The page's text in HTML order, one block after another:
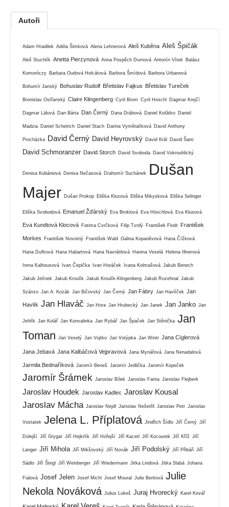
Autoři
Adam Hradilek Adéla Šimková Alena Lehnerová Aleš Kuběna Aleš Špičák
Aleš Stuchlík Anetta Pierzynová Anna Pospěch Durnová Antonín Vítek Balász
Komoróczy Barbara Oudová Holcátová Barbora Šmídová Barbora Urbanová
Bohumír Janský Bohuslav Rudolf Břetislav Fajkus Břetislav Tureček
Bronislav Ostřanský Claire Klingenberg Cyril Brom Cyril Hoschl Dagmar Krejčí
Dagmar Lálová Dan Bárta Dan Černý Dana Drábová Daniel Koťátko Daniel
Madzia Daniel Scheirich Daniel Stach Darina Vymětalíková David Anthony
Procházka David Černý David Heyrovský David Král David Šanc
David Schmoranzer David Storch David Svoboda David Vokrouhlický
Denisa Kubániová Denisa Nečasová Drahomír Suchánek
Dušan
Majer Dušan Prokop Eliška Klozová Eliška Mikysková Eliška Selinger
Eliška Svobodová Emanuel Žďárský Eva Broklová Eva Höschlová Eva Klusová
Eva Kundtová Klocová Fatima Cvrčková Filip Tvrdý František Flodr František
Morkes František Novotný František Wald Galina Kopaněvová Hana Čížková
Hana Dufková Hana Habartová Hana Navrátilová Hanina Veselá Helena Illnerová
Irena Kalhousová Ivan Čepička Ivan Horáček Ivana Kolmašová Jakub Benech
Jakub Jelínek Jakub Kroulík Jakub Kroulík-Klingenberg Jakub Rozehnal Jakub
Szánzo Jan A. Kozák Jan Bičovský Jan Černý Jan Fábry Jan Havlíček Jan
Havlík Jan Hlaváč Jan Hora Jan Hrubecký Jan Janek Jan Janko Jan
Jehlík Jan Kolář Jan Konvalinka Jan Rybář Jan Špaček Jan Stěnička Jan
Toman
Jan Veselý Jan Vojtko Jan Votýpka Jan Wintr Jana Cíglerová
Jana Jebavá Jana Kalbáčová Vejpravová Jana Mynářová Jana Nenadalová
Jarmila Bednaříková Jaromír Beneš Jaromír Jedlička Jaromír Kopeček
Jaromír Šrámek Jaroslav Bílek Jaroslav Fanta Jaroslav Flejberk
Jaroslav Houdek Jaroslav Kadlec Jaroslav Kousal
Jaroslav Mácha Jaroslav Nejdl Jaroslav Nešetřil Jaroslav Petr Jaroslav
Vostatek Jelena L. Příplatová Jindřich Šídlo Jiří Černý Jiří
Dolejší Jiří Grygar Jiří Hejkrlík Jiří Hořejší Jiří Kacetl Jiří Kocourek Jiří Kříž Jiří
Langer Jiří Mihola Jiří Mikšovský Jiří Novák Jiří Podolský Jiří Přibáň Jiří
Sádlo Jiří Štegl Jiří Weinberger Jiří Wiedermann Jitka Lindová Jitka Slabá Johana
Fialová Josef Jelen Josef Michl Josef Moural Julie Beritová Julie
Nekola Nováková Julius Lukeš Juraj Hvorecký Karel Kovář